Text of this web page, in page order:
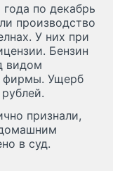
по декабрь
производство
У них при
Бензин
видом
фирмы. Ущерб
признали,
в суд.